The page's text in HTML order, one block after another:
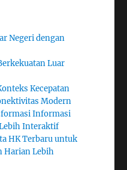
Negeri dengan
Luar
Kecepatan
Modern
Informasi
Interaktif
HK Terbaru untuk
Harian Lebih